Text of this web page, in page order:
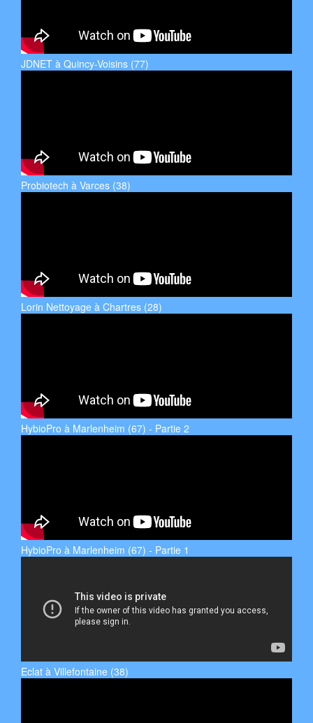
JDNET à Quincy-Voisins (77)
Probiotech à Varces (38)
Lorin Nettoyage à Chartres (28)
HybioPro à Marlenheim (67) - Partie 2
HybioPro à Marlenheim (67) - Partie 1
Eclat à Villefontaine (38)